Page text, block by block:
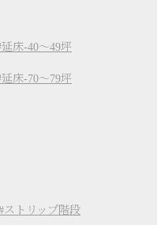
延床-40～49坪
延床-70～79坪
ストリップ階段